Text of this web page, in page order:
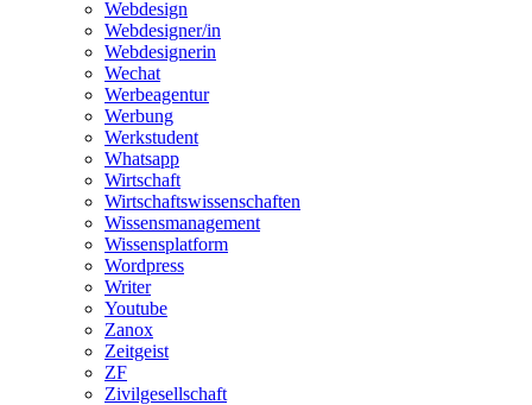
Webdesign
Webdesigner/in
Webdesignerin
Wechat
Werbeagentur
Werbung
Werkstudent
Whatsapp
Wirtschaft
Wirtschaftswissenschaften
Wissensmanagement
Wissensplatform
Wordpress
Writer
Youtube
Zanox
Zeitgeist
ZF
Zivilgesellschaft